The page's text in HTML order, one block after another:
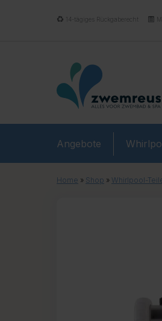
14-tägiges Rückgaberecht
Angebote
Home » Shop » Whirlpool-